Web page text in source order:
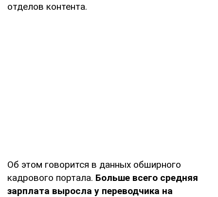
отделов контента.
Об этом говорится в данных обширного
кадрового портала. Больше всего средняя
зарплата выросла у переводчика на